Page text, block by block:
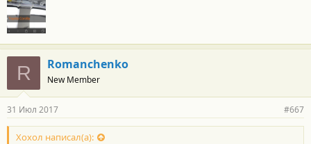
R Romanchenko
New Member
31 Июл 2017 #667
Хохол написал(а):